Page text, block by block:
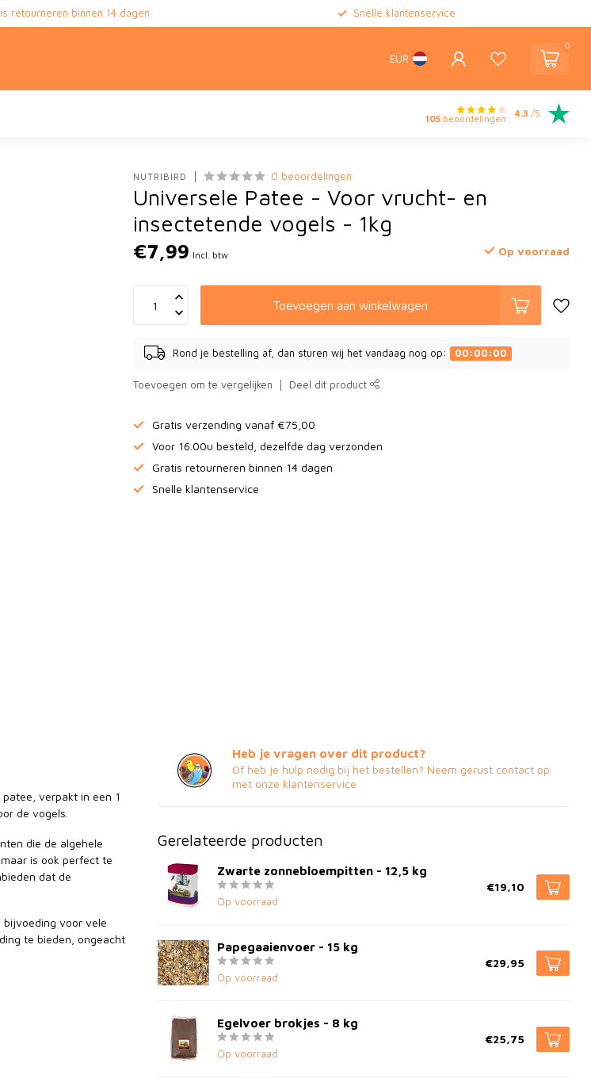
retourneren binnen 14 dagen Snelle klantenservice
EUR
0
105beoordelingen
4.3 /5
NUTRIBIRD 0 beoordelingen
Universele Patee - Voor vrucht- en
insectetende vogels - 1kg
€7,99 Incl. btw Op voorraad
Toevoegen aan winkelwagen
Rond je bestelling af, dan sturen wij het vandaag nog op: 00:00:00
Toevoegen om te vergelijken Deel dit product
Gratis verzending vanaf €75,00
Voor 16.00u besteld, dezelfde dag verzonden
Gratis retourneren binnen 14 dagen
Snelle klantenservice
verpakt in een 1
de vogels.
die de algehele
is ook perfect te
dat de
voor vele
te bieden, ongeacht
Heb je vragen over dit product?
Of heb je hulp nodig bij het bestellen? Neem gerust contact op
met onze klantenservice
Gerelateerde producten
Zwarte zonnebloempitten - 12,5 kg
Op voorraad
€19,10
Papegaaienvoer - 15 kg
Op voorraad
€29,95
Egelvoer brokjes - 8 kg
Op voorraad
€25,75